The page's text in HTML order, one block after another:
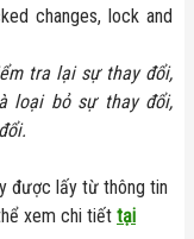
changes, lock and
tra lại sự thay đổi,
loại bỏ sự thay đổi,
được lấy từ thông tin
xem chi tiết tại